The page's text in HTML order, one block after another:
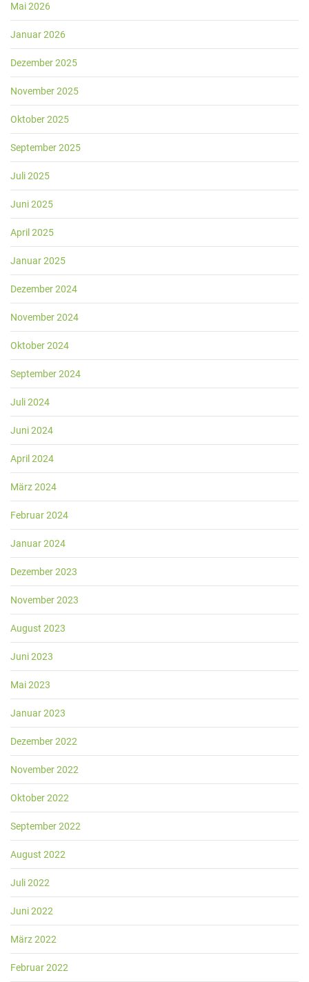
Mai 2026
Januar 2026
Dezember 2025
November 2025
Oktober 2025
September 2025
Juli 2025
Juni 2025
April 2025
Januar 2025
Dezember 2024
November 2024
Oktober 2024
September 2024
Juli 2024
Juni 2024
April 2024
März 2024
Februar 2024
Januar 2024
Dezember 2023
November 2023
August 2023
Juni 2023
Mai 2023
Januar 2023
Dezember 2022
November 2022
Oktober 2022
September 2022
August 2022
Juli 2022
Juni 2022
März 2022
Februar 2022